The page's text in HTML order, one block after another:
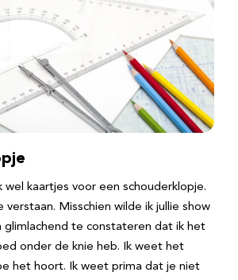
wel kaartjes voor een schouderklopje.
Misschien wilde ik jullie show
glimlachend te constateren dat ik het
onder de knie heb. Ik weet het
het hoort. Ik weet prima dat je niet